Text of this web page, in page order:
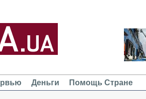
Деньги Помощь Стране